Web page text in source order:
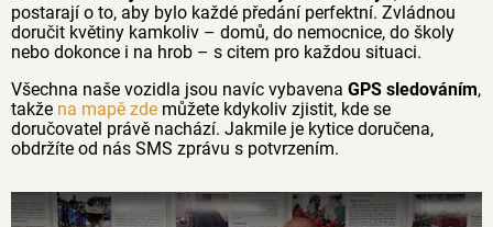
postarají o to, aby bylo každé předání perfektní. Zvládnou
doručit květiny kamkoliv – domů, do nemocnice, do školy
nebo dokonce i na hrob – s citem pro každou situaci.
Všechna naše vozidla jsou navíc vybavena GPS sledováním,
takže na mapě zde můžete kdykoliv zjistit, kde se
doručovatel právě nachází. Jakmile je kytice doručena,
obdržíte od nás SMS zprávu s potvrzením.